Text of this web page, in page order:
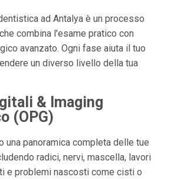
ad Antalya è un processo
combina l'esame pratico con
avanzato. Ogni fase aiuta il tuo
un diverso livello della tua
& Imaging
(OPG)
una panoramica completa delle tue
radici, nervi, mascella, lavori
e problemi nascosti come cisti o